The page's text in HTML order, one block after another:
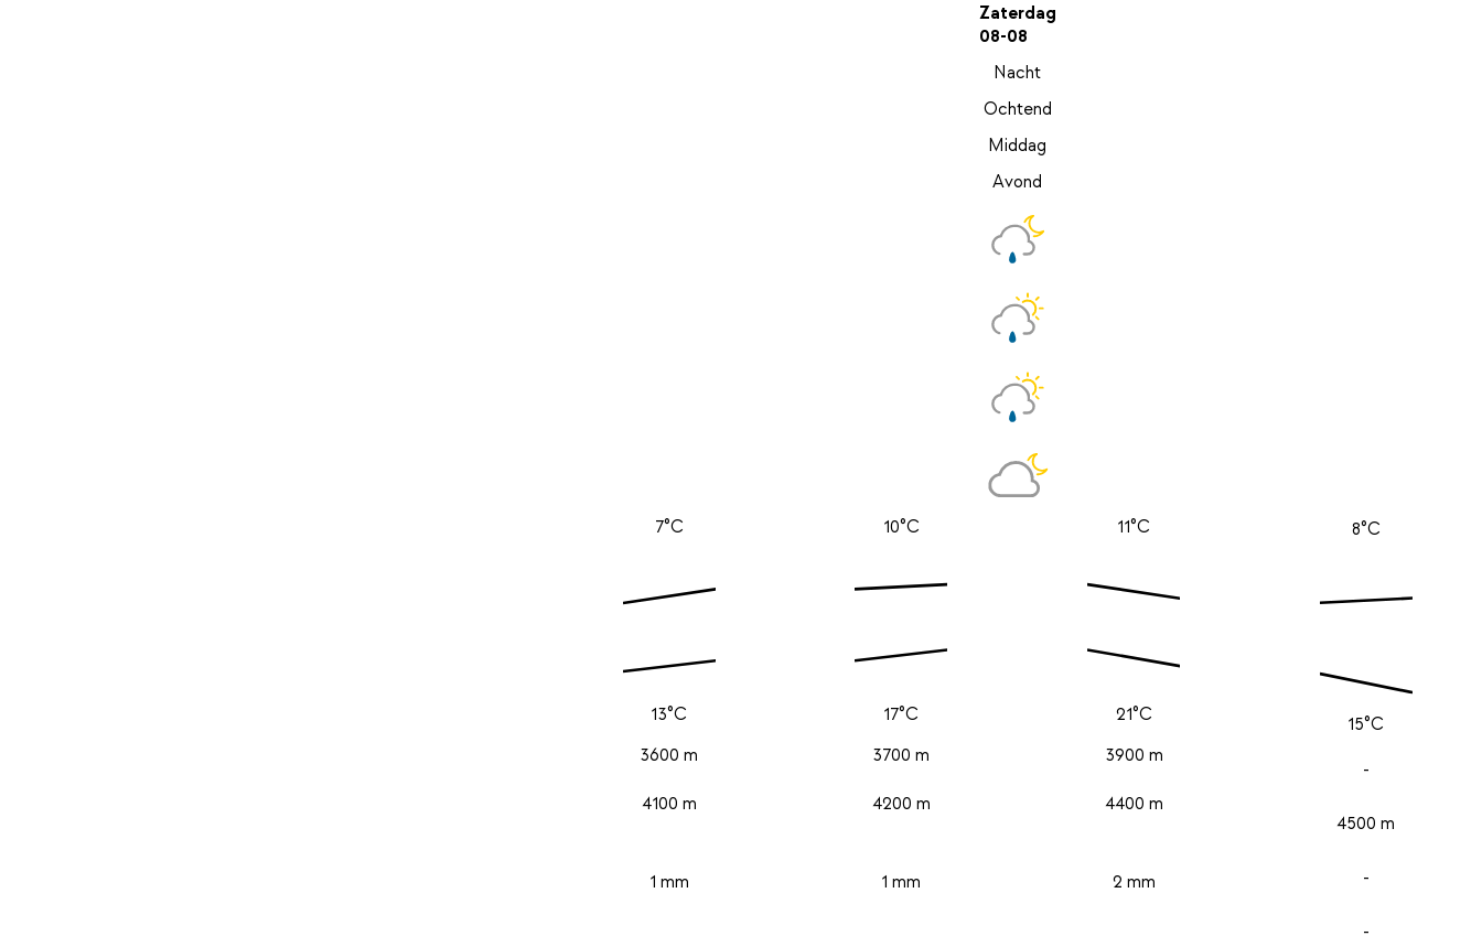
Zaterdag
08-08
Nacht
Ochtend
Middag
Avond
7°C
13°C
3600 m
4100 m
1 mm
10°C
17°C
3700 m
4200 m
1 mm
11°C
21°C
3900 m
4400 m
2 mm
8°C
15°C
-
4500 m
-